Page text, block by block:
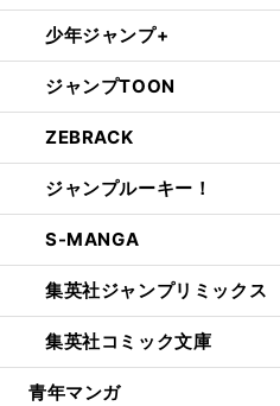
少年ジャンプ+
ジャンプTOON
ZEBRACK
ジャンプルーキー！
S-MANGA
集英社ジャンプリミックス
集英社コミック文庫
青年マンガ